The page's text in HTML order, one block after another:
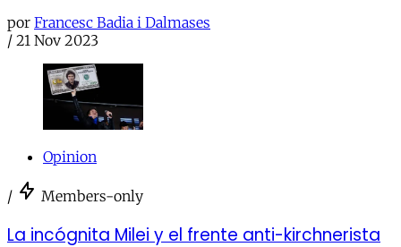
por Francesc Badia i Dalmases
/ 21 Nov 2023
Opinion
/ Members-only
La incógnita Milei y el frente anti-kirchnerista